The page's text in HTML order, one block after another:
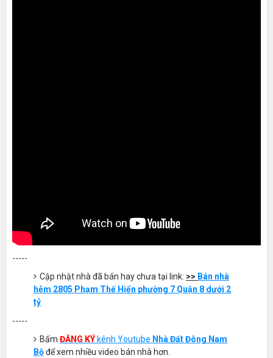
-----
Cập nhật nhà đã bán hay chưa tại link: >> Bán nhà
hẻm 2805 Phạm Thế Hiển phường 7 Quận 8 dưới 2
tỷ
-----
Bấm ĐĂNG KÝ kênh Youtube Nhà Đất Đông Nam
Bộđể xem nhiều video bán nhà hơn.